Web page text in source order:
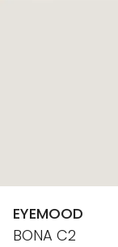
EYEMOOD
BONA C2